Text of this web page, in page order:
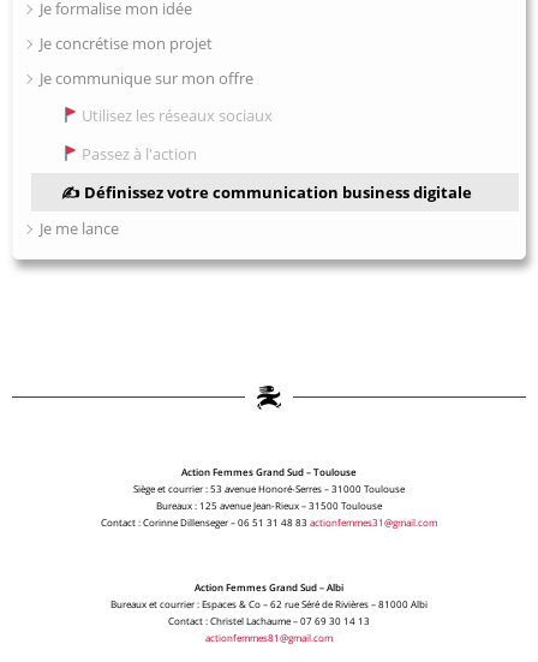
Je formalise mon idée
Je concrétise mon projet
Je communique sur mon offre
Utilisez les réseaux sociaux
Passez à l'action
✍️ Définissez votre communication business digitale
Je me lance
Action Femmes Grand Sud – Toulouse
Siège et courrier : 53 avenue Honoré-Serres – 31000 Toulouse
Bureaux : 125 avenue Jean-Rieux – 31500 Toulouse
Contact : Corinne Dillenseger – 06 51 31 48 83 actionfemmes31@gmail.com
Action Femmes Grand Sud – Albi
Bureaux et courrier : Espaces & Co – 62 rue Séré de Rivières – 81000 Albi
Contact : Christel Lachaume – 07 69 30 14 13
actionfemmes81@gmail.com